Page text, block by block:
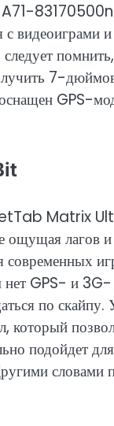
83170500nk
с
7-
GPS-
Matrix Ultra
ощущая лагов
современных
GPS- и 3G-
по
который
подойдет
словами